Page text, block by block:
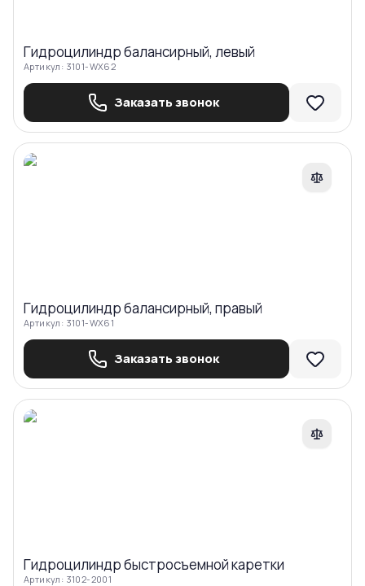
Гидроцилиндр балансирный, левый
Артикул: 3101-WX62
Заказать звонок
Гидроцилиндр балансирный, правый
Артикул: 3101-WX61
Заказать звонок
Гидроцилиндр быстросъемной каретки
Артикул: 3102-2001